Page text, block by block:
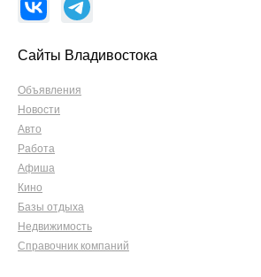
Сайты Владивостока
Объявления
Новости
Авто
Работа
Афиша
Кино
Базы отдыха
Недвижимость
Справочник компаний